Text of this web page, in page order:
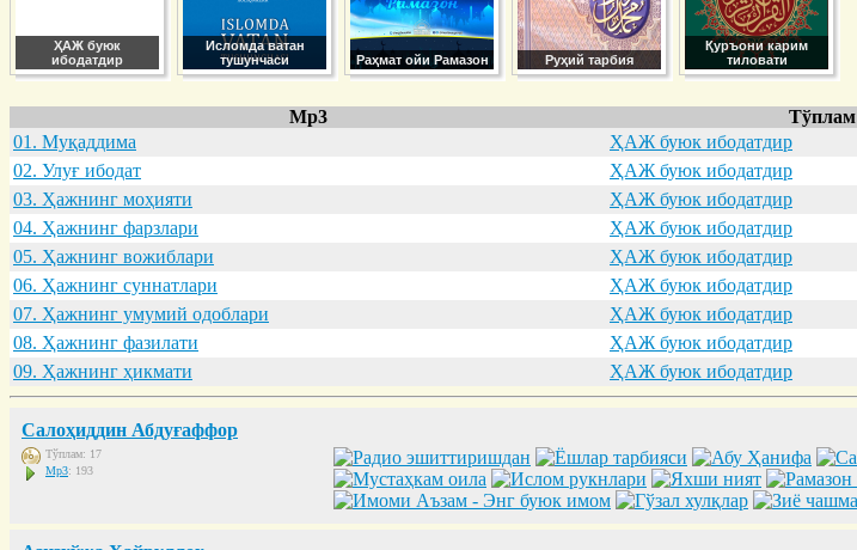
ҲАЖ буюк
ибодатдир
Исломда ватан
тушунчаси
Раҳмат ойи Рамазон Руҳий тарбия
Қуръони карим
тиловати
Mp3 Тўплам
01. Муқaддимa
ҲАЖ буюк ибодатдир
02. Улуғ ибодaт
ҲАЖ буюк ибодатдир
03. Ҳaжнинг моҳияти
ҲАЖ буюк ибодатдир
04. Ҳaжнинг фaрзлaри
ҲАЖ буюк ибодатдир
05. Ҳaжнинг вожиблaри
ҲАЖ буюк ибодатдир
06. Ҳaжнинг суннaтлaри
ҲАЖ буюк ибодатдир
07. Ҳaжнинг умумий одоблaри
ҲАЖ буюк ибодатдир
08. Ҳaжнинг фaзилaти
ҲАЖ буюк ибодатдир
09. Ҳaжнинг ҳикмaти
ҲАЖ буюк ибодатдир
Салоҳиддин Абдуғаффор
Тўплам: 17
Mp3: 193